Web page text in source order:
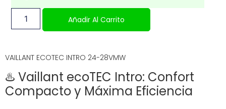
Añadir Al Carrito
VAILLANT ECOTEC INTRO 24-28VMW
♨️ Vaillant ecoTEC Intro: Confort
Compacto y Máxima Eficiencia